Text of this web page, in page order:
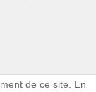
de ce site. En